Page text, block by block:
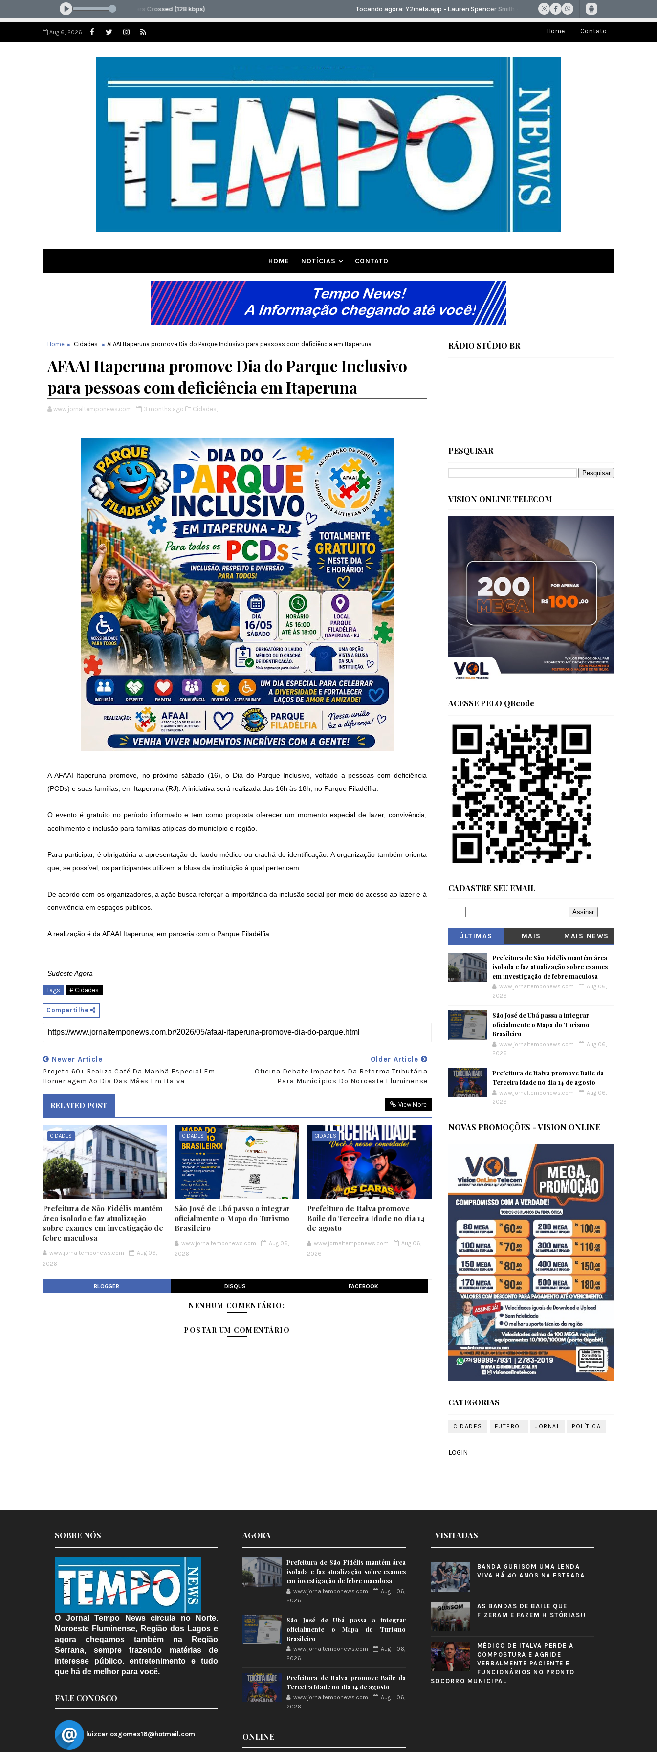
Aug 6, 2026 Home Contato
HOME NOTÍCIAS CONTATO
Home Cidades AFAAI Itaperuna promove Dia do Parque Inclusivo para pessoas com deficiência em Itaperuna
AFAAI Itaperuna promove Dia do Parque Inclusivo
para pessoas com deficiência em Itaperuna
www.jornaltemponews.com 3 months ago Cidades,
A AFAAI Itaperuna promove, no próximo sábado (16), o Dia do Parque Inclusivo, voltado a pessoas com deficiência
(PCDs) e suas famílias, em Itaperuna (RJ). A iniciativa será realizada das 16h às 18h, no Parque Filadélfia.
O evento é gratuito no período informado e tem como proposta oferecer um momento especial de lazer, convivência,
acolhimento e inclusão para famílias atípicas do município e região.
Para participar, é obrigatória a apresentação de laudo médico ou crachá de identificação. A organização também orienta
que, se possível, os participantes utilizem a blusa da instituição à qual pertencem.
De acordo com os organizadores, a ação busca reforçar a importância da inclusão social por meio do acesso ao lazer e à
convivência em espaços públicos.
A realização é da AFAAI Itaperuna, em parceria com o Parque Filadélfia.
Sudeste Agora
Tags # Cidades
Compartilhe
Newer Article
Projeto 60+ Realiza Café Da Manhã Especial Em
Homenagem Ao Dia Das Mães Em Italva
Older Article
Oficina Debate Impactos Da Reforma Tributária
Para Municípios Do Noroeste Fluminense
RELATED POST View More
CIDADES
Prefeitura de São Fidélis mantém
área isolada e faz atualização
sobre exames em investigação de
febre maculosa
www.jornaltemponews.com
Aug 06,
2026
CIDADES
São José de Ubá passa a integrar
oficialmente o Mapa do Turismo
Brasileiro
www.jornaltemponews.com
Aug 06,
2026
CIDADES
Prefeitura de Italva promove
Baile da Terceira Idade no dia 14
de agosto
www.jornaltemponews.com
Aug 06,
2026
BLOGGER DISQUS FACEBOOK
NENHUM COMENTÁRIO:
POSTAR UM COMENTÁRIO
RÁDIO STÚDIO BR
PESQUISAR
VISION ONLINE TELECOM
ACESSE PELO QRcode
CADASTRE SEU EMAIL
ÚLTIMAS
MAIS
MAIS NEWS
Prefeitura de São Fidélis mantém área
isolada e faz atualização sobre exames
em investigação de febre maculosa
www.jornaltemponews.com
Aug 06,
2026
São José de Ubá passa a integrar
oficialmente o Mapa do Turismo
Brasileiro
www.jornaltemponews.com
Aug 06,
2026
Prefeitura de Italva promove Baile da
Terceira Idade no dia 14 de agosto
www.jornaltemponews.com
Aug 06,
2026
NOVAS PROMOÇÕES - VISION ONLINE
CATEGORIAS
CIDADES FUTEBOL JORNAL POLÍTICA
LOGIN
SOBRE NÓS
O Jornal Tempo News circula no Norte,
Noroeste Fluminense, Região dos Lagos e
agora chegamos também na Região
Serrana, sempre trazendo matérias de
interesse público, entretenimento e tudo
que há de melhor para você.
FALE CONOSCO
luizcarlosgomes16@hotmail.com
AGORA
Prefeitura de São Fidélis mantém área
isolada e faz atualização sobre exames
em investigação de febre maculosa
www.jornaltemponews.com
Aug 06,
2026
São José de Ubá passa a integrar
oficialmente o Mapa do Turismo
Brasileiro
www.jornaltemponews.com
Aug 06,
2026
Prefeitura de Italva promove Baile da
Terceira Idade no dia 14 de agosto
www.jornaltemponews.com
Aug 06,
2026
ONLINE
+VISITADAS
BANDA GURISOM UMA LENDA
VIVA HÁ 40 ANOS NA ESTRADA
AS BANDAS DE BAILE QUE
FIZERAM E FAZEM HISTÓRIAS!!
MÉDICO DE ITALVA PERDE A
COMPOSTURA E AGRIDE
VERBALMENTE PACIENTE E
FUNCIONÁRIOS NO PRONTO
SOCORRO MUNICIPAL